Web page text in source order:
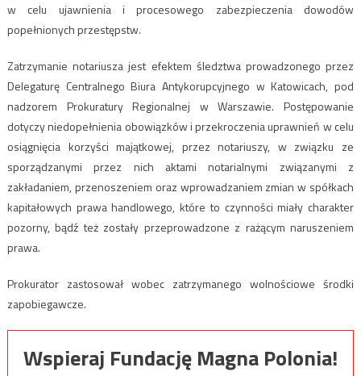
w celu ujawnienia i procesowego zabezpieczenia dowodów
popełnionych przestępstw.
Zatrzymanie notariusza jest efektem śledztwa prowadzonego przez
Delegaturę Centralnego Biura Antykorupcyjnego w Katowicach, pod
nadzorem Prokuratury Regionalnej w Warszawie. Postępowanie
dotyczy niedopełnienia obowiązków i przekroczenia uprawnień w celu
osiągnięcia korzyści majątkowej, przez notariuszy, w związku ze
sporządzanymi przez nich aktami notarialnymi związanymi z
zakładaniem, przenoszeniem oraz wprowadzaniem zmian w spółkach
kapitałowych prawa handlowego, które to czynności miały charakter
pozorny, bądź też zostały przeprowadzone z rażącym naruszeniem
prawa.
Prokurator zastosował wobec zatrzymanego wolnościowe środki
zapobiegawcze.
Wspieraj Fundację Magna Polonia!